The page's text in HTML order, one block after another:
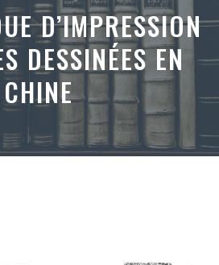
D’IMPRESSION
DESSINÉES EN
CHINE